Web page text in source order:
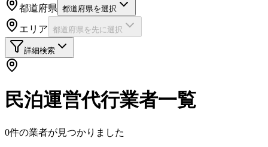
都道府県 都道府県を選択
エリア 都道府県を先に選択
詳細検索
民泊運営代行業者一覧
0件の業者が見つかりました